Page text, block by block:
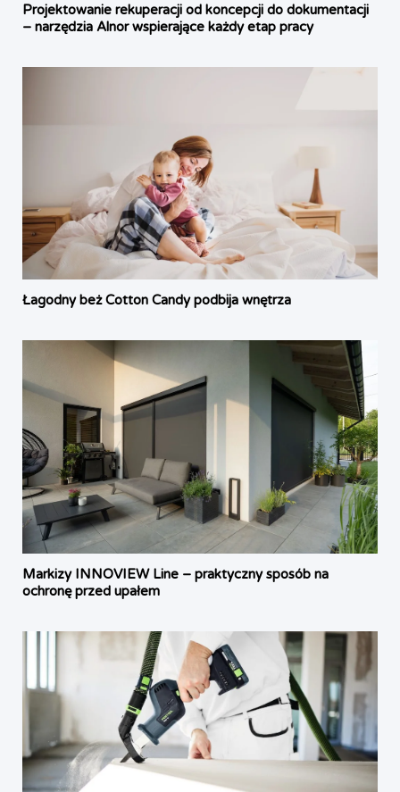
Projektowanie rekuperacji od koncepcji do dokumentacji
– narzędzia Alnor wspierające każdy etap pracy
Łagodny beż Cotton Candy podbija wnętrza
Markizy INNOVIEW Line – praktyczny sposób na
ochronę przed upałem